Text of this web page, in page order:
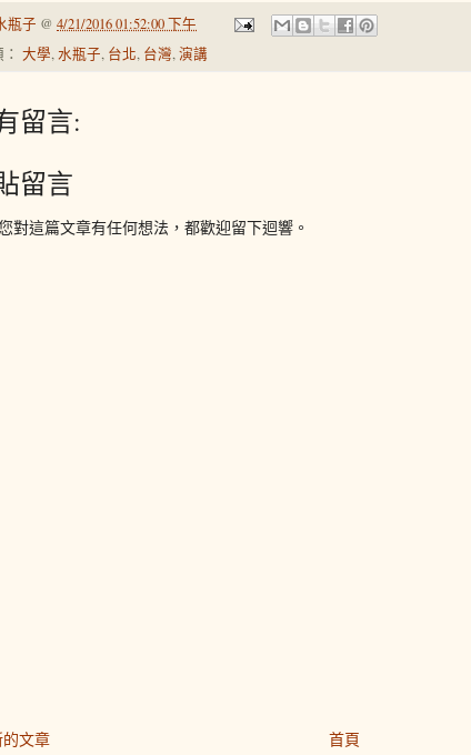
瓶子 @ 4/21/2016 01:52:00 下午
大學,水瓶子, 台北, 台灣,演講
留言:
留言
對這篇文章有任何想法，都歡迎留下迴響。
文章
首頁